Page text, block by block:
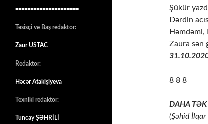
Şükür
Dərdin
Həmdəmi,
Zaura sən
8 8 8
DAHA
(Şəhid
=====================
Təsisçi və Baş redaktor:
Zaur USTAC
Redaktor:
Həcər Atakişiyeva
Texniki redaktor:
Tuncay ŞƏHRİLİ